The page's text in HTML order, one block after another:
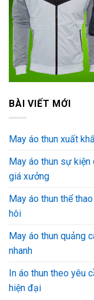
BÀI VIẾT MỚI
May áo thun xuất
May áo thun sự kiện
giá xưởng
May áo thun thể
hôi
May áo thun quảng
nhanh
In áo thun theo yêu
hiện đại